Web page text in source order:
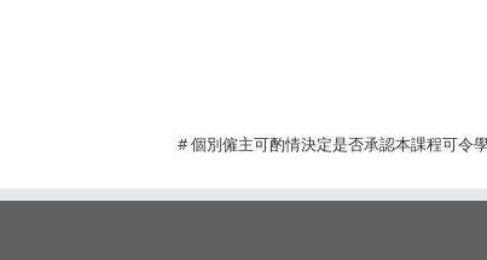
# 個別僱主可酌情決定是否承認本課程可令